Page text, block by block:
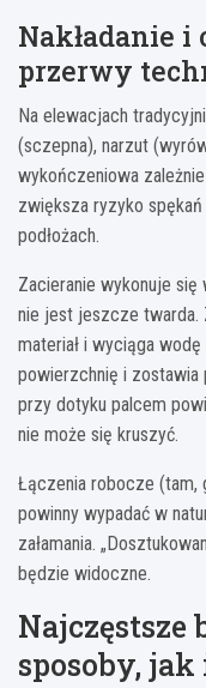
Nakładanie
przerwy
Na elewacjach
(sczepna), narzut
wykończeniowa
zwiększa ryzyko spękań
podłożach.
Zacieranie wykonuje się
nie jest jeszcze twarda.
materiał i wyciąga
powierzchnię i zostawia
przy dotyku palcem
nie może się kruszyć.
Łączenia robocze (tam,
powinny wypadać w
załamania.
będzie widoczne.
Najczęstsze
sposoby,